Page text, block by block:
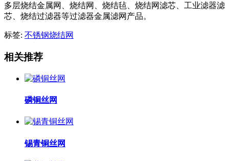
多层烧结金属网、烧结网、烧结毡、烧结网滤芯、工业滤器滤
芯、烧结过滤器等过滤器金属滤网产品。
标签: 不锈钢烧结网
相关推荐
磷铜丝网
锡青铜丝网